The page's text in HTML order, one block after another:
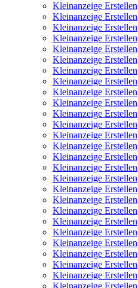
Kleinanzeige Erstellen
Kleinanzeige Erstellen
Kleinanzeige Erstellen
Kleinanzeige Erstellen
Kleinanzeige Erstellen
Kleinanzeige Erstellen
Kleinanzeige Erstellen
Kleinanzeige Erstellen
Kleinanzeige Erstellen
Kleinanzeige Erstellen
Kleinanzeige Erstellen
Kleinanzeige Erstellen
Kleinanzeige Erstellen
Kleinanzeige Erstellen
Kleinanzeige Erstellen
Kleinanzeige Erstellen
Kleinanzeige Erstellen
Kleinanzeige Erstellen
Kleinanzeige Erstellen
Kleinanzeige Erstellen
Kleinanzeige Erstellen
Kleinanzeige Erstellen
Kleinanzeige Erstellen
Kleinanzeige Erstellen
Kleinanzeige Erstellen
Kleinanzeige Erstellen
Kleinanzeige Erstellen